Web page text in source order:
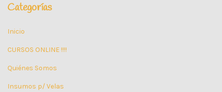
Categorías
Inicio
CURSOS ONLINE !!!!
Quiénes Somos
Insumos p/ Velas